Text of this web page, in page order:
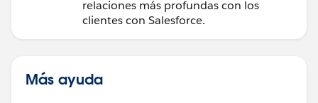
relaciones más profundas con los
clientes con Salesforce.
Más ayuda